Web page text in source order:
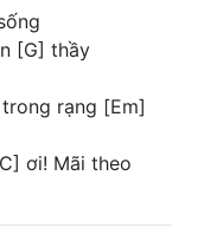
[G] thầy
rạng [Em]
ơi! Mãi theo